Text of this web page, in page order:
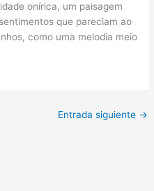
onírica, um paisagem
que pareciam ao
como uma melodia meio
Entrada siguiente →